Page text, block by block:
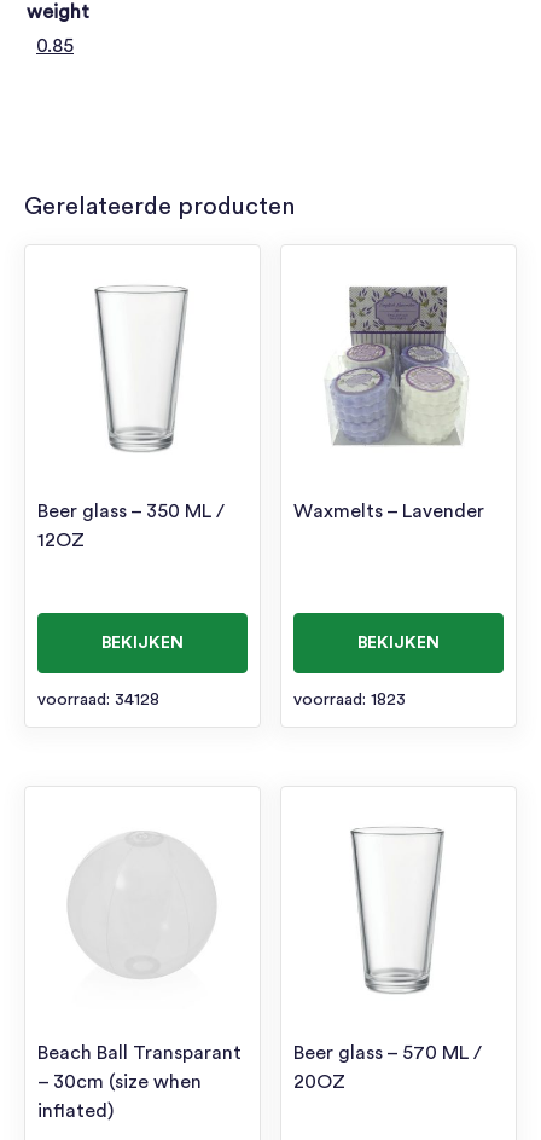
weight
0.85
Gerelateerde producten
Beer glass – 350 ML /
12OZ
BEKIJKEN
voorraad: 34128
Waxmelts – Lavender
BEKIJKEN
voorraad: 1823
Beach Ball Transparant
– 30cm (size when
inflated)
Beer glass – 570 ML /
20OZ